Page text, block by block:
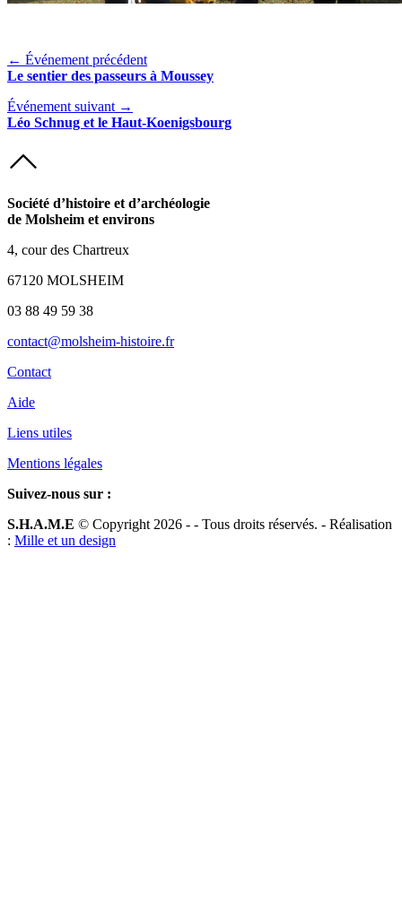
← Événement précédent
Le sentier des passeurs à Moussey
Événement suivant →
Léo Schnug et le Haut-Koenigsbourg
Société d’histoire et d’archéologie
de Molsheim et environs
4, cour des Chartreux
67120 MOLSHEIM
03 88 49 59 38
contact@molsheim-histoire.fr
Contact
Aide
Liens utiles
Mentions légales
Suivez-nous sur :
S.H.A.M.E © Copyright 2026 - - Tous droits réservés. - Réalisation
: Mille et un design